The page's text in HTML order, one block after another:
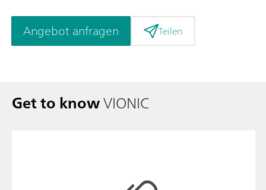
Angebot anfragen Teilen
Get to knowVIONIC